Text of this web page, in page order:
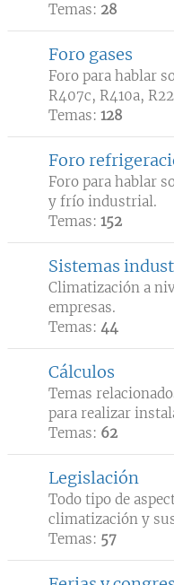
Temas: 28
Foro gases
Foro para hablar
R407c, R410a,
Temas: 128
Foro
Foro para hablar
y frío industrial.
Temas: 152
Sistemas
Climatización a
empresas.
Temas: 44
Cálculos
Temas
para realizar
Temas: 62
Legislación
Todo tipo de
climatización y
Temas: 57